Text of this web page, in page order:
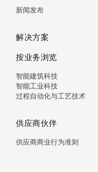
新闻发布
解决方案
按业务浏览
智能建筑科技
智能工业科技
过程自动化与工艺技术
供应商伙伴
供应商商业行为准则